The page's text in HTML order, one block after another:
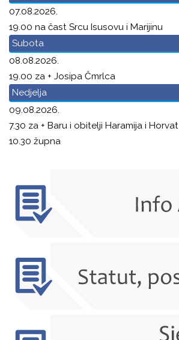
07.08.2026.
19.00 na čast Srcu Isusovu i Marijinu
Subota
08.08.2026.
19.00 za + Josipa Čmrlca
Nedjelja
09.08.2026.
7.30 za + Baru i obitelji Haramija i Horvat
10.30 župna